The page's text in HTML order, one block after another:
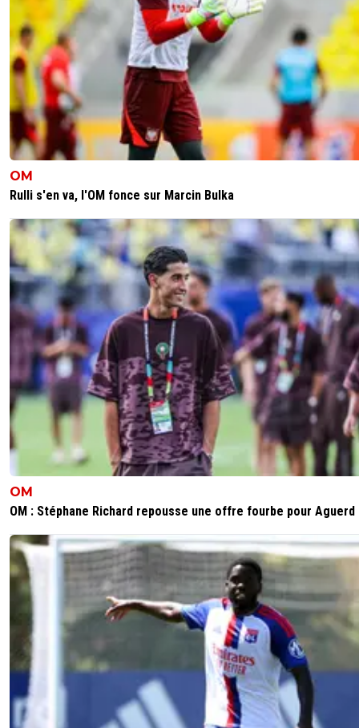
OM
Rulli s'en va, l'OM fonce sur Marcin Bulka
OM
OM : Stéphane Richard repousse une offre fourbe pour Aguerd